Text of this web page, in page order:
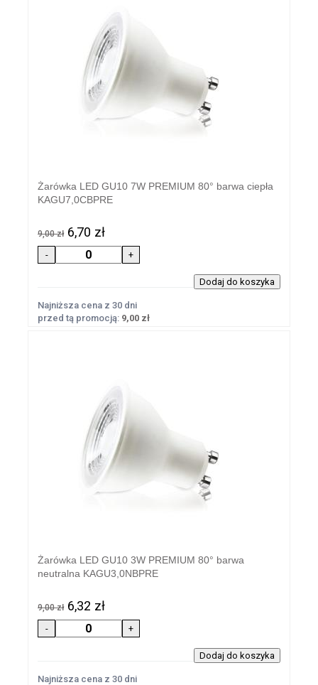
Żarówka LED GU10 7W PREMIUM 80° barwa ciepła
KAGU7,0CBPRE
9,00 zł 6,70 zł
Najniższa cena z 30 dni
przed tą promocją: 9,00 zł
Żarówka LED GU10 3W PREMIUM 80° barwa
neutralna KAGU3,0NBPRE
9,00 zł 6,32 zł
Najniższa cena z 30 dni